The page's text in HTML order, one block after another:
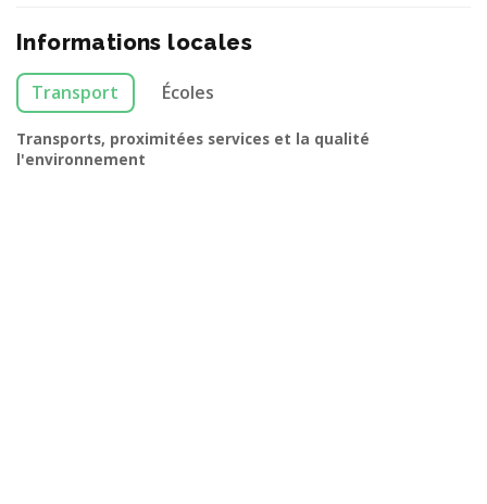
Informations locales
Transport Écoles
Transports, proximitées services et la qualité
l'environnement